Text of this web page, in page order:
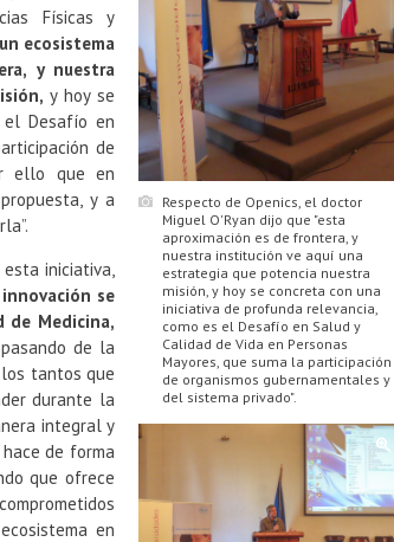
Respecto de Openics, el doctor
Miguel O'Ryan dijo que "esta
aproximación es de frontera, y
nuestra institución ve aquí una
estrategia que potencia nuestra
misión, y hoy se concreta con una
iniciativa de profunda relevancia,
como es el Desafío en Salud y
Calidad de Vida en Personas
Mayores, que suma la participación
de organismos gubernamentales y
del sistema privado".
Físicas y
un ecosistema
y nuestra
y hoy se
el Desafío en
de
ello que en
y a
iniciativa,
se
de Medicina,
de la
tantos que
durante la
integral y
de forma
que ofrece
en